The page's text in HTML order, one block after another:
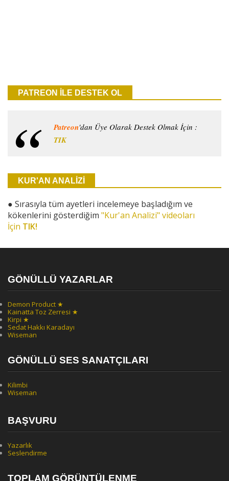
PATREON İLE DESTEK OL
Patreon'dan Üye Olarak Destek Olmak İçin :
TIK
KUR'AN ANALİZİ
● Sırasıyla tüm ayetleri incelemeye başladığım ve
kökenlerini gösterdiğim "Kur'an Analizi" videoları
İçin TIK!
GÖNÜLLÜ YAZARLAR
Demon Product ★
Kainatta Toz Zerresi ★
Kirpi ★
Sedat Hakkı Karadayı
Wiseman
GÖNÜLLÜ SES SANATÇILARI
Kilimbi
Wiseman
BAŞVURU
Yazarlık
Seslendirme
TOPLAM GÖRÜNTÜLENME